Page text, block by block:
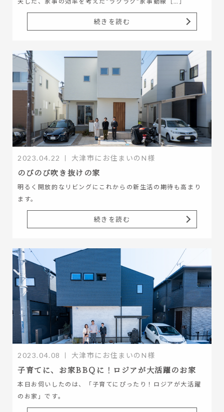
続きを読む
2023.04.22 大津市にお住まいのN様
のびのび吹き抜けの家
明るく開放的なリビングにこれからの新生活の期待も高まり
ます。
続きを読む
2023.04.08 大津市にお住まいのN様
子育てに、お家BBＱに！ロジアが大活躍のお家
本日お伺いしたのは、「子育てにぴったり！ロジアが大活躍
のお家」です。